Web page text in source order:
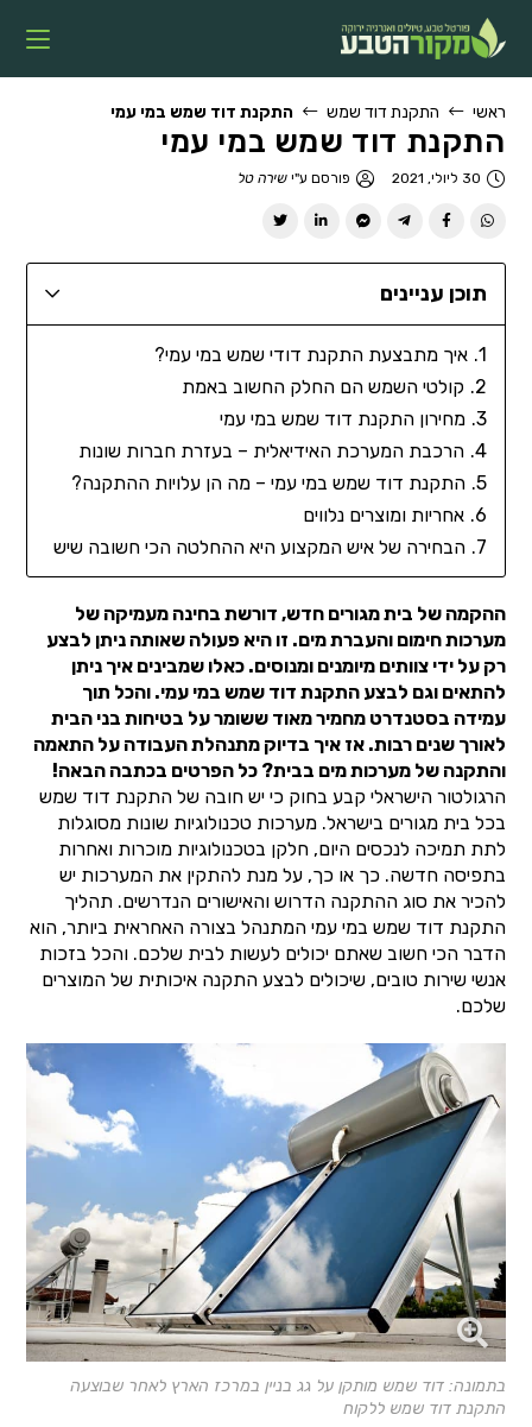
ראשי התקנת דוד שמש התקנת דוד שמש במי עמי
התקנת דוד שמש במי עמי
30 ליולי, 2021 פורסם ע"ישירה טל
תוכן עניינים
איך מתבצעת התקנת דודי שמש במי עמי?
קולטי השמש הם החלק החשוב באמת
מחירון התקנת דוד שמש במי עמי
הרכבת המערכת האידיאלית – בעזרת חברות שונות
התקנת דוד שמש במי עמי – מה הן עלויות ההתקנה?
אחריות ומוצרים נלווים
הבחירה של איש המקצוע היא ההחלטה הכי חשובה שיש
ההקמה של בית מגורים חדש, דורשת בחינה מעמיקה של
מערכות חימום והעברת מים. זו היא פעולה שאותה ניתן לבצע
רק על ידי צוותים מיומנים ומנוסים. כאלו שמבינים איך ניתן
להתאים וגם לבצע התקנת דוד שמש במי עמי. והכל תוך
עמידה בסטנדרט מחמיר מאוד ששומר על בטיחות בני הבית
לאורך שנים רבות. אז איך בדיוק מתנהלת העבודה על התאמה
והתקנה של מערכות מים בבית? כל הפרטים בכתבה הבאה!
הרגולטור הישראלי קבע בחוק כי יש חובה של התקנת דוד שמש
בכל בית מגורים בישראל. מערכות טכנולוגיות שונות מסוגלות
לתת תמיכה לנכסים היום, חלקן בטכנולוגיות מוכרות ואחרות
בתפיסה חדשה. כך או כך, על מנת להתקין את המערכות יש
להכיר את סוג ההתקנה הדרוש והאישורים הנדרשים. תהליך
התקנת דוד שמש במי עמי המתנהל בצורה האחראית ביותר, הוא
הדבר הכי חשוב שאתם יכולים לעשות לבית שלכם. והכל בזכות
אנשי שירות טובים, שיכולים לבצע התקנה איכותית של המוצרים
שלכם.
בתמונה: דוד שמש מותקן על גג בניין במרכז הארץ לאחר שבוצעה
התקנת דוד שמש ללקוח